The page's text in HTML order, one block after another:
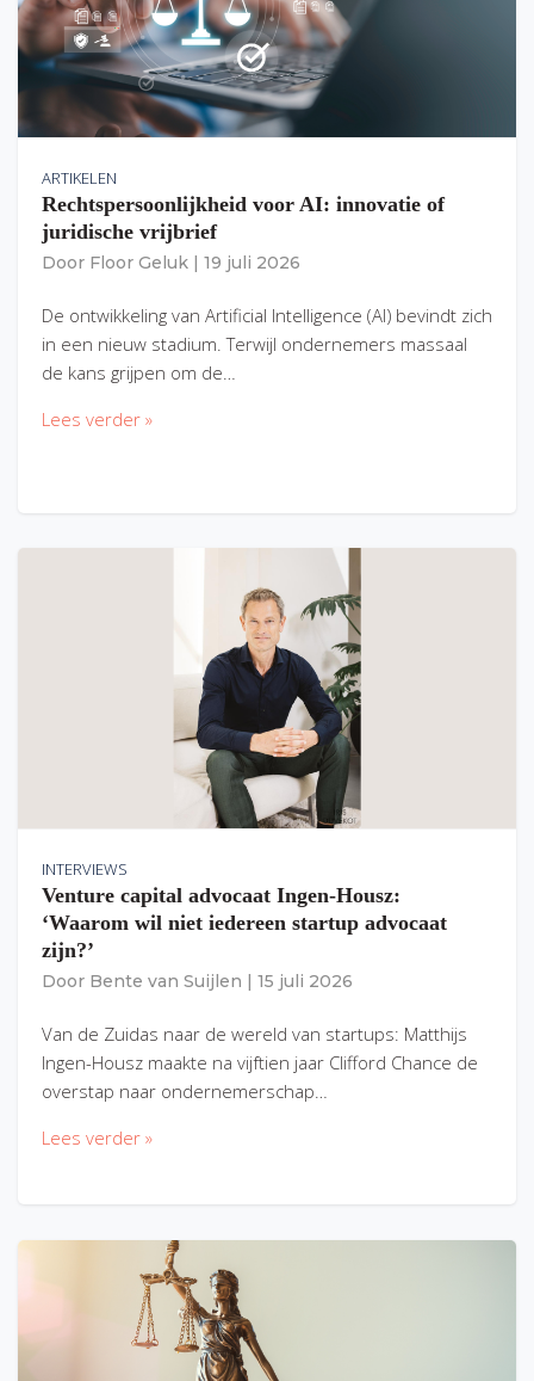
ARTIKELEN
Rechtspersoonlijkheid voor AI: innovatie of
juridische vrijbrief
Door Floor Geluk 19 juli 2026
De ontwikkeling van Artificial Intelligence (AI) bevindt zich
in een nieuw stadium. Terwijl ondernemers massaal
de kans grijpen om de…
Lees verder »
INTERVIEWS
Venture capital advocaat Ingen-Housz:
‘Waarom wil niet iedereen startup advocaat
zijn?’
Door Bente van Suijlen 15 juli 2026
Van de Zuidas naar de wereld van startups: Matthijs
Ingen-Housz maakte na vijftien jaar Clifford Chance de
overstap naar ondernemerschap…
Lees verder »